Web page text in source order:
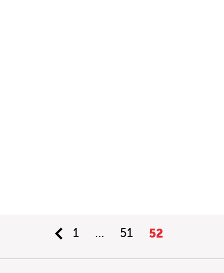
1 … 51 52